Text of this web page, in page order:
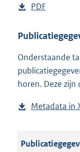
D
w
l
o
a
p
b
PDF
s
a
n
d
g
o
Onderstaande
horen. Deze zijn
Metadata in